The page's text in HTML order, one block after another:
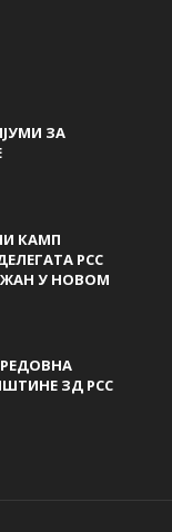
ЗА
КАМП
РСС
У НОВОМ
РЕДОВНА
ЗД РСС